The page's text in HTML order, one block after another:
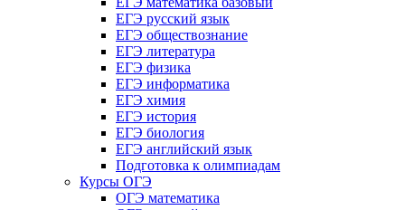
ЕГЭ русский язык
ЕГЭ обществознание
ЕГЭ литература
ЕГЭ физика
ЕГЭ информатика
ЕГЭ химия
ЕГЭ история
ЕГЭ биология
ЕГЭ английский язык
Подготовка к олимпиадам
Курсы ОГЭ
ОГЭ математика